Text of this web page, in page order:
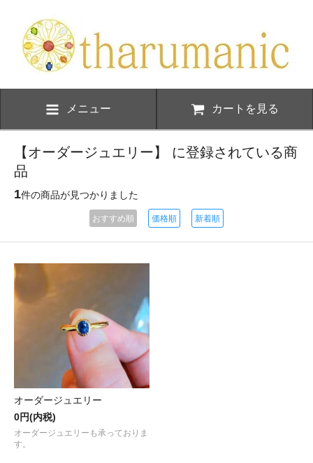
メニュー カートを見る
【オーダージュエリー】 に登録されている商
品
1件の商品が見つかりました
おすすめ順 価格順 新着順
オーダージュエリー
0円(内税)
オーダージュエリーも承っておりま
す。